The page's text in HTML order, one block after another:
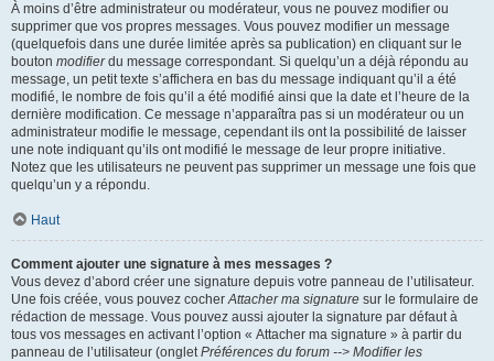
À moins d’être administrateur ou modérateur, vous ne pouvez modifier ou
supprimer que vos propres messages. Vous pouvez modifier un message
(quelquefois dans une durée limitée après sa publication) en cliquant sur le
bouton modifierdu message correspondant. Si quelqu’un a déjà répondu au
message, un petit texte s’affichera en bas du message indiquant qu’il a été
modifié, le nombre de fois qu’il a été modifié ainsi que la date et l’heure de la
dernière modification. Ce message n’apparaîtra pas si un modérateur ou un
administrateur modifie le message, cependant ils ont la possibilité de laisser
une note indiquant qu’ils ont modifié le message de leur propre initiative.
Notez que les utilisateurs ne peuvent pas supprimer un message une fois que
quelqu’un y a répondu.
Haut
Comment ajouter une signature à mes messages ?
Vous devez d’abord créer une signature depuis votre panneau de l’utilisateur.
Une fois créée, vous pouvez cocherAttacher ma signature sur le formulaire de
rédaction de message. Vous pouvez aussi ajouter la signature par défaut à
tous vos messages en activant l’option « Attacher ma signature » à partir du
panneau de l’utilisateur (ongletPréférences du forum --> Modifier les